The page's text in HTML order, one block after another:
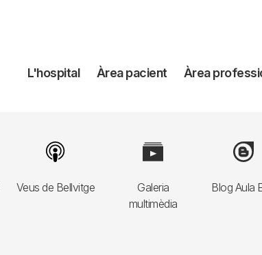
Navegación
L'hospital Àrea pacient Àrea
Veus de Bellvitge
Image
Galeria
multimèdia
Image
Blog Aula
Image